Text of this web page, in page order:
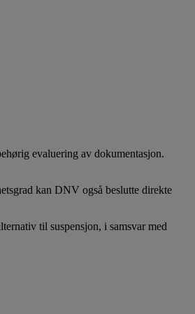
evaluering av dokumentasjon.
kan DNV også beslutte direkte
til suspensjon, i samsvar med